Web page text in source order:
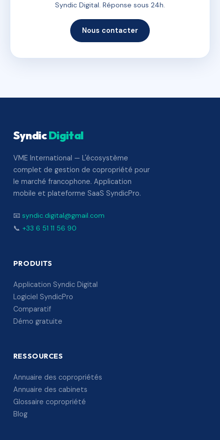
Syndic Digital. Réponse sous 24h.
Nous contacter
SyndicDigital
VME International — L'écosystème
complet de gestion de copropriété pour
le marché francophone. Application
mobile et plateforme SaaS SyndicPro.
📧 syndic.digital@gmail.com
📞 +33 6 51 11 56 90
PRODUITS
Application Syndic Digital
Logiciel SyndicPro
Comparatif
Démo gratuite
RESSOURCES
Annuaire des copropriétés
Annuaire des cabinets
Glossaire copropriété
Blog